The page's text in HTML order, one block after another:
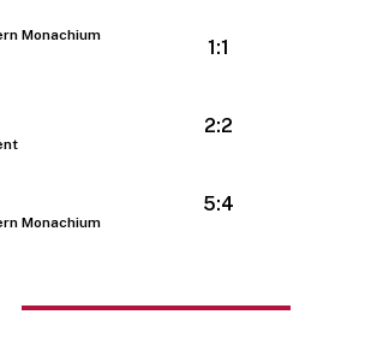
Monachium
1:1
2:2
Monachium
5:4